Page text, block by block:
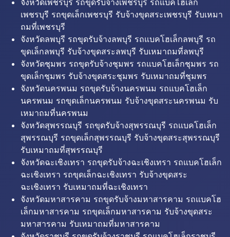
จังหวัดเพชรบุรี รถขุดรับจ้างเพชรบุรี รถแบคโฮเล็ก
เพชรบุรี รถขุดเล็กเพชรบุรี รับจ้างขุดสระเพชรบุรี รับเหมา
ถมที่เพชรบุรี
จังหวัดลพบุรี รถขุดรับจ้างลพบุรี รถแบคโฮเล็กลพบุรี รถ
ขุดเล็กลพบุรี รับจ้างขุดสระลพบุรี รับเหมาถมที่ลพบุรี
จังหวัดชุมพร รถขุดรับจ้างชุมพร รถแบคโฮเล็กชุมพร รถ
ขุดเล็กชุมพร รับจ้างขุดสระชุมพร รับเหมาถมที่ชุมพร
จังหวัดนครพนม รถขุดรับจ้างนครพนม รถแบคโฮเล็ก
นครพนม รถขุดเล็กนครพนม รับจ้างขุดสระนครพนม รับ
เหมาถมที่นครพนม
จังหวัดสุพรรณบุรี รถขุดรับจ้างสุพรรณบุรี รถแบคโฮเล็ก
สุพรรณบุรี รถขุดเล็กสุพรรณบุรี รับจ้างขุดสระสุพรรณบุรี
รับเหมาถมที่สุพรรณบุรี
จังหวัดฉะเชิงเทรา รถขุดรับจ้างฉะเชิงเทรา รถแบคโฮเล็ก
ฉะเชิงเทรา รถขุดเล็กฉะเชิงเทรา รับจ้างขุดสระ
ฉะเชิงเทรา รับเหมาถมที่ฉะเชิงเทรา
จังหวัดมหาสารคาม รถขุดรับจ้างมหาสารคาม รถแบคโฮ
เล็กมหาสารคาม รถขุดเล็กมหาสารคาม รับจ้างขุดสระ
มหาสารคาม รับเหมาถมที่มหาสารคาม